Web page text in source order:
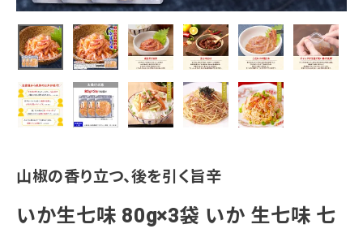
山椒の香り立つ、後を引く旨辛
いか生七味 80g×3袋 いか 生七味 七